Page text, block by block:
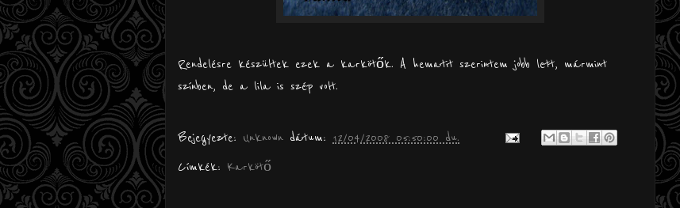
Rendelésre készültek ezek a karkötők. A hematit szerintem jobb lett, mármint
színben, de a lila is szép volt.
Bejegyezte: Unknown dátum: 12/04/2008 05:50:00 du.
Címkék: Karkötő